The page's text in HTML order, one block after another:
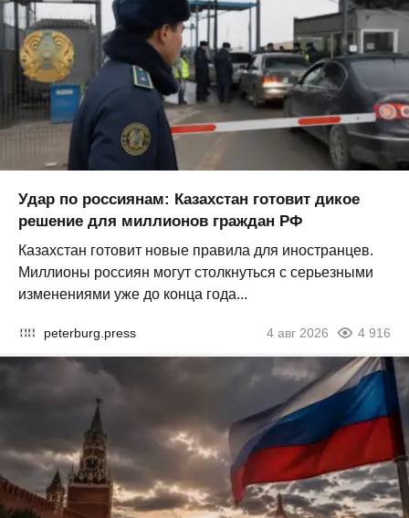
Удар по россиянам: Казахстан готовит дикое
решение для миллионов граждан РФ
Казахстан готовит новые правила для иностранцев.
Миллионы россиян могут столкнуться с серьезными
изменениями уже до конца года...
peterburg.press 4 авг 2026 4 916